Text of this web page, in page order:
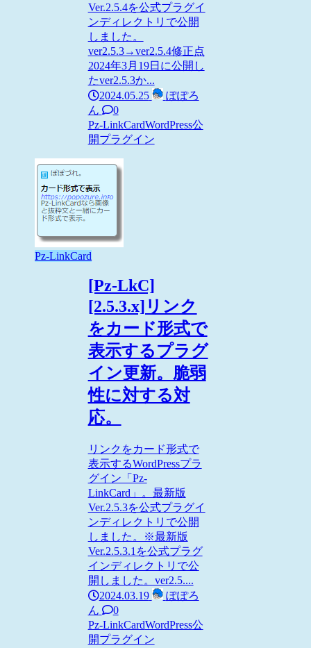
Ver.2.5.4を公式プラグイ
ンディレクトリで公開
しました。
ver2.5.3→ver2.5.4修正点
2024年3月19日に公開し
たver2.5.3か...
2024.05.25
ぽぽろ
ん
0
Pz-LinkCardWordPress公
開プラグイン
Pz-LinkCard
[Pz-LkC]
[2.5.3.x]リンク
をカード形式で
表示するプラグ
イン更新。脆弱
性に対する対
応。
リンクをカード形式で
表示するWordPressプラ
グイン「Pz-
LinkCard」。最新版
Ver.2.5.3を公式プラグイ
ンディレクトリで公開
しました。※最新版
Ver.2.5.3.1を公式プラグ
インディレクトリで公
開しました。ver2.5....
2024.03.19
ぽぽろ
ん
0
Pz-LinkCardWordPress公
開プラグイン